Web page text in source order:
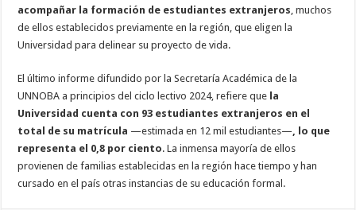
acompañar la formación de estudiantes extranjeros, muchos
de ellos establecidos previamente en la región, que eligen la
Universidad para delinear su proyecto de vida.
El último informe difundido por la Secretaría Académica de la
UNNOBA a principios del ciclo lectivo 2024, refiere que la
Universidad cuenta con 93 estudiantes extranjeros en el
total de su matrícula —estimada en 12 mil estudiantes—, lo que
representa el 0,8 por ciento. La inmensa mayoría de ellos
provienen de familias establecidas en la región hace tiempo y han
cursado en el país otras instancias de su educación formal.